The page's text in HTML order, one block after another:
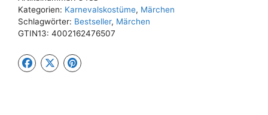
Kategorien: Karnevalskostüme, Märchen
Schlagwörter: Bestseller, Märchen
GTIN13: 4002162476507